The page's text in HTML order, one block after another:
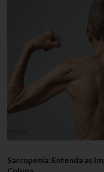
Sarcopenia: Entenda as